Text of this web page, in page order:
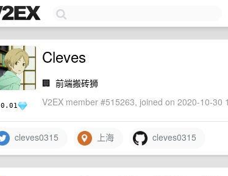
0.01
Cleves
🏢 前端搬砖狮
V2EX member #515263, joined on 2020-10-30
cleves0315 上海 cleves0315